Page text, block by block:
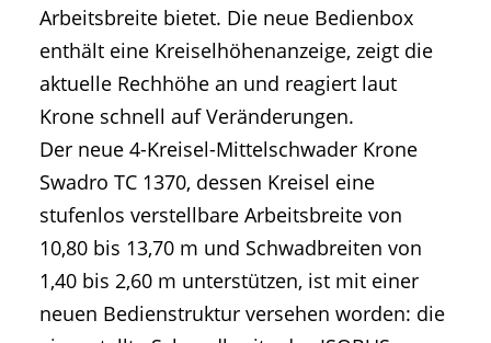
Arbeitsbreite bietet. Die neue Bedienbox
enthält eine Kreiselhöhenanzeige, zeigt die
aktuelle Rechhöhe an und reagiert laut
Krone schnell auf Veränderungen.
Der neue 4-Kreisel-Mittelschwader Krone
Swadro TC 1370, dessen Kreisel eine
stufenlos verstellbare Arbeitsbreite von
10,80 bis 13,70 m und Schwadbreiten von
1,40 bis 2,60 m unterstützen, ist mit einer
neuen Bedienstruktur versehen worden: die